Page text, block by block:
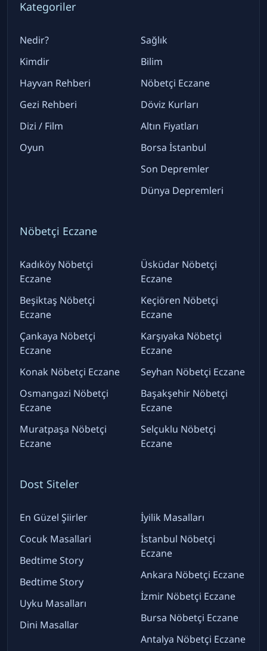
Kategoriler
Nedir?
Kimdir
Hayvan Rehberi
Gezi Rehberi
Dizi / Film
Oyun
Sağlık
Bilim
Nöbetçi Eczane
Döviz Kurları
Altın Fiyatları
Borsa İstanbul
Son Depremler
Dünya Depremleri
Nöbetçi Eczane
Kadıköy Nöbetçi
Eczane
Beşiktaş Nöbetçi
Eczane
Çankaya Nöbetçi
Eczane
Konak Nöbetçi Eczane
Osmangazi Nöbetçi
Eczane
Muratpaşa Nöbetçi
Eczane
Üsküdar Nöbetçi
Eczane
Keçiören Nöbetçi
Eczane
Karşıyaka Nöbetçi
Eczane
Seyhan Nöbetçi Eczane
Başakşehir Nöbetçi
Eczane
Selçuklu Nöbetçi
Eczane
Dost Siteler
En Güzel Şiirler
Cocuk Masallari
Bedtime Story
Bedtime Story
Uyku Masalları
Dini Masallar
İyilik Masalları
İstanbul Nöbetçi
Eczane
Ankara Nöbetçi Eczane
İzmir Nöbetçi Eczane
Bursa Nöbetçi Eczane
Antalya Nöbetçi Eczane